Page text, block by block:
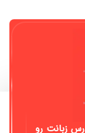
زبانت رو